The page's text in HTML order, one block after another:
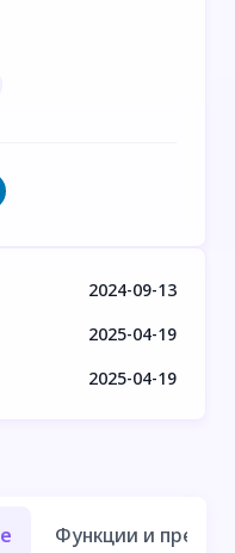
2024-09-13
2025-04-19
2025-04-19
Функции и